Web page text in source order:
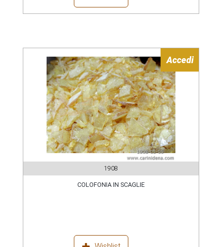
Accedi
1908
COLOFONIA IN SCAGLIE